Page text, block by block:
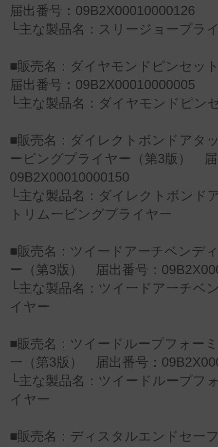
届出番号：09B2X00010000126
└主な製品名：スリージョープラ
■販売名：ダイヤモンドピンセ
届出番号：09B2X00010000005
└主な製品名：ダイヤモンドピン
■販売名：ダイレクトボンドアタ
ービングプライヤー（第3版）
09B2X00010000150
└主な製品名：ダイレクトボンド
トリムービングプライヤー
■販売名：ツイードアーチベンデ
ー（第3版） 届出番号：
└主な製品名：ツイードアーチベ
イヤー
■販売名：ツイードループフォー
ー（第3版） 届出番号：
└主な製品名：ツイードループフ
イヤー
■販売名：ディスタルエンドセー